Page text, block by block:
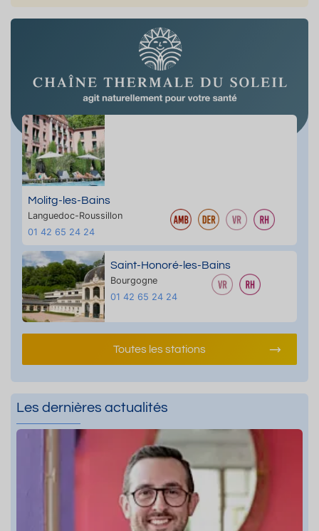
Molitg-les-Bains
Languedoc-Roussillon
01 42 65 24 24
Saint-Honoré-les-Bains
Bourgogne
01 42 65 24 24
Toutes les stations
Les dernières actualités